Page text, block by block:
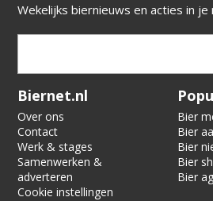
Wekelijks biernieuws en acties in je
Verification code:
Biernet.nl
Over ons
Contact
Werk & stages
Samenwerken &
adverteren
Cookie instellingen
Bier
Bier
Bier
Bier
Bier